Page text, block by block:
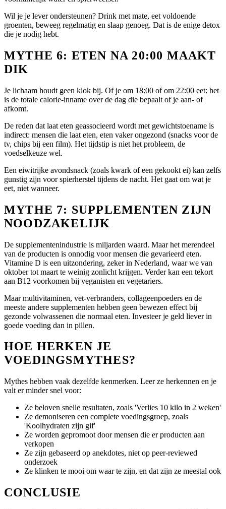
Wil je je lever ondersteunen? Drink met mate, eet voldoende
groenten, beweeg regelmatig en slaap genoeg. Dat is de enige detox
die je nodig hebt.
MYTHE 6: ETEN NA 20:00 MAAKT
DIK
Je lichaam houdt geen klok bij. Of je om 18:00 of om 22:00 eet: het
is de totale calorie-inname over de dag die bepaalt of je aan- of
afkomt.
De reden dat laat eten geassocieerd wordt met gewichtstoename is
indirect: mensen die laat eten, eten vaker ongezond (snacks voor de
tv, chips bij een film). Het tijdstip is niet het probleem, de
voedselkeuze wel.
Een eiwitrijke avondsnack (zoals kwark of een gekookt ei) kan zelfs
gunstig zijn voor spierherstel tijdens de nacht. Het gaat om wat je
eet, niet wanneer.
MYTHE 7: SUPPLEMENTEN ZIJN
NOODZAKELIJK
De supplementenindustrie is miljarden waard. Maar het merendeel
van de producten is onnodig voor mensen die gevarieerd eten.
Vitamine D is een uitzondering, zeker in Nederland, waar we van
oktober tot maart te weinig zonlicht krijgen. Verder kan een tekort
aan B12 voorkomen bij veganisten en vegetariers.
Maar multivitaminen, vet-verbranders, collageenpoeders en de
meeste andere supplementen hebben geen bewezen effect bij
gezonde volwassenen die normaal eten. Investeer je geld liever in
goede voeding dan in pillen.
HOE HERKEN JE
VOEDINGSMYTHES?
Mythes hebben vaak dezelfde kenmerken. Leer ze herkennen en je
valt er minder snel voor:
Ze beloven snelle resultaten, zoals 'Verlies 10 kilo in 2 weken'
Ze demoniseren een complete voedingsgroep, zoals
'Koolhydraten zijn gif'
Ze worden gepromoot door mensen die er producten aan
verkopen
Ze zijn gebaseerd op anekdotes, niet op peer-reviewed
onderzoek
Ze klinken te mooi om waar te zijn, en dat zijn ze meestal ook
CONCLUSIE